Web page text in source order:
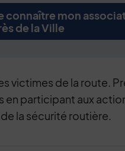
connaître mon
de la Ville
de la fiche
victimes de la route.
en participant aux
la sécurité routière.